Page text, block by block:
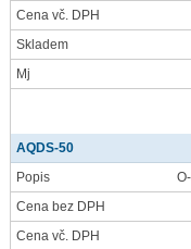
Cena vč. DPH
Skladem
Mj
AQDS-50
Popis
Cena bez DPH
Cena vč. DPH